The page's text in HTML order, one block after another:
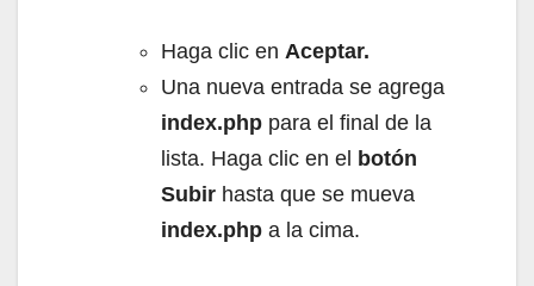
Haga clic en Aceptar.
Una nueva entrada se agrega
index.php para el final de la
lista. Haga clic en el botón
Subir hasta que se mueva
index.php a la cima.